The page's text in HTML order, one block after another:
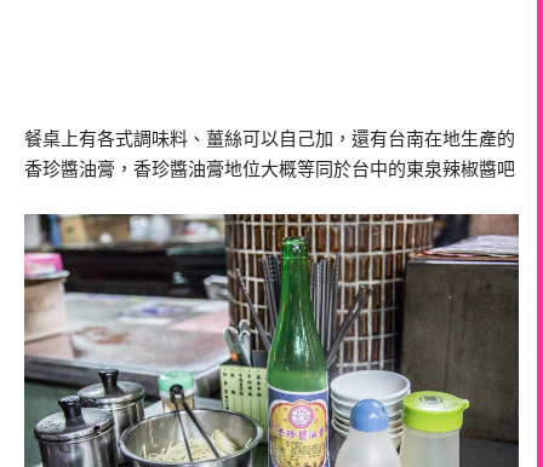
餐桌上有各式調味料、薑絲可以自己加，還有台南在地生產的
香珍醬油膏，香珍醬油膏地位大概等同於台中的東泉辣椒醬吧